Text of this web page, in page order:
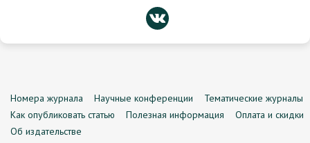
Номера журнала Научные конференции
Тематические журналы
Как опубликовать статью
Полезная информация
Оплата и скидки
Об издательстве